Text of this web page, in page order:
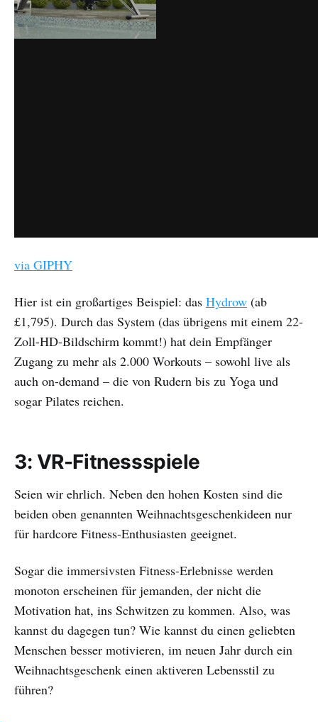
via GIPHY
Hier ist ein großartiges Beispiel: das Hydrow (ab
£1,795). Durch das System (das übrigens mit einem 22-
Zoll-HD-Bildschirm kommt!) hat dein Empfänger
Zugang zu mehr als 2.000 Workouts – sowohl live als
auch on-demand – die von Rudern bis zu Yoga und
sogar Pilates reichen.
3: VR-Fitnessspiele
Seien wir ehrlich. Neben den hohen Kosten sind die
beiden oben genannten Weihnachtsgeschenkideen nur
für hardcore Fitness-Enthusiasten geeignet.
Sogar die immersivsten Fitness-Erlebnisse werden
monoton erscheinen für jemanden, der nicht die
Motivation hat, ins Schwitzen zu kommen. Also, was
kannst du dagegen tun? Wie kannst du einen geliebten
Menschen besser motivieren, im neuen Jahr durch ein
Weihnachtsgeschenk einen aktiveren Lebensstil zu
führen?